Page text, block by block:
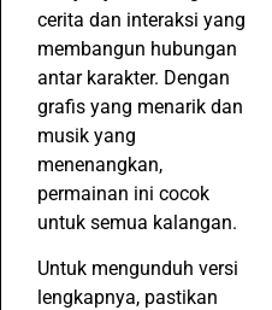
cerita dan interaksi yang
membangun hubungan
antar karakter. Dengan
grafis yang menarik dan
musik yang
menenangkan,
permainan ini cocok
untuk semua kalangan.
Untuk mengunduh versi
lengkapnya, pastikan